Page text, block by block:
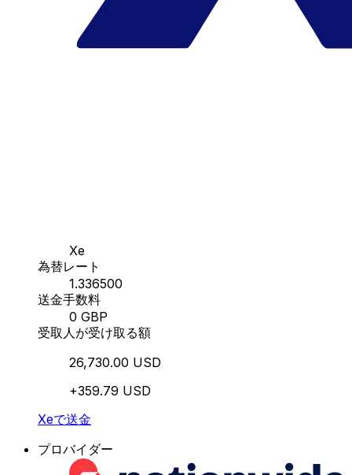
Xe
為替レート
1.336500
送金手数料
0 GBP
受取人が受け取る額
26,730.00 USD
+359.79 USD
Xeで送金
プロバイダー